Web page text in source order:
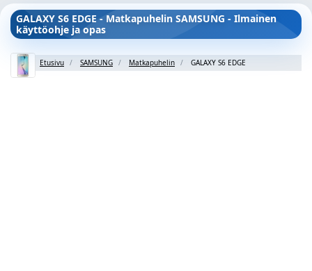
GALAXY S6 EDGE - Matkapuhelin SAMSUNG - Ilmainen
käyttöohje ja opas
Etusivu SAMSUNG Matkapuhelin GALAXY S6 EDGE